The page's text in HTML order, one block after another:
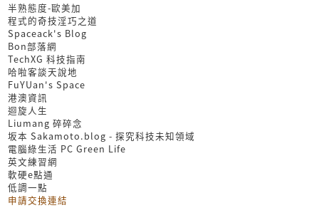
半熟態度-歐美加
程式的奇技淫巧之道
Spaceack's Blog
Bon部落網
TechXG 科技指南
哈啦客談天說地
FuYUan's Space
港澳資訊
迴旋人生
Liumang 碎碎念
坂本 Sakamoto.blog - 探究科技未知領域
電腦綠生活 PC Green Life
英文練習網
軟硬e點通
低調一點
申請交換連結